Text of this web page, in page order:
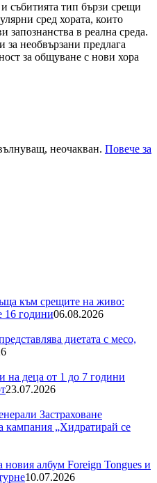
събитията тип бързи срещи
сред хората, които
запознанства в реална среда.
необвързани предлага
за общуване с нови хора
неочакван. Повече за
към срещите на живо:
16 години06.08.2026
диетата с месо,
на деца от 1 до 7 години
23.07.2026
Застраховане
кампания „Хидратирай се
новия албум Foreign Tongues и
10.07.2026